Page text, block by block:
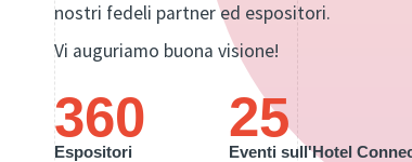
nostri fedeli partner ed espositori.
Vi auguriamo buona visione!
360
Espositori
25
Eventi sull'Hotel